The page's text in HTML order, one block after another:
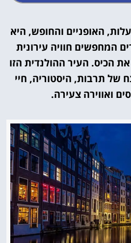
האופניים והחופש, היא
המחפשים חוויה עירונית
הכיס. העיר ההולנדית הזו
של תרבות, היסטוריה, חיי
ואווירה צעירה.